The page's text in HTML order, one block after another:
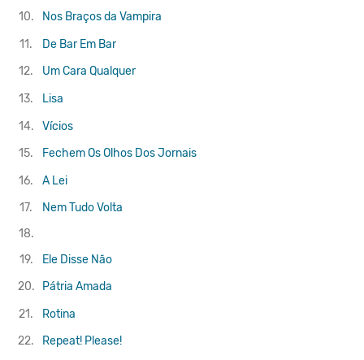
10.
Nos Braços da Vampira
11.
De Bar Em Bar
12.
Um Cara Qualquer
13.
Lisa
14.
Vícios
15.
Fechem Os Olhos Dos Jornais
16.
A Lei
17.
Nem Tudo Volta
18.
19.
Ele Disse Não
20.
Pátria Amada
21.
Rotina
22.
Repeat! Please!